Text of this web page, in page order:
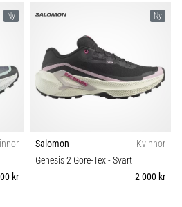
Ny
kr
Ny
Salomon
Kvinnor
Genesis 2 Gore-Tex- Svart
2 000 kr